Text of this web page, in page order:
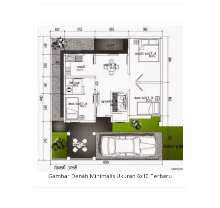
Gambar Denah Minimalis Ukuran 6x10 Terbaru